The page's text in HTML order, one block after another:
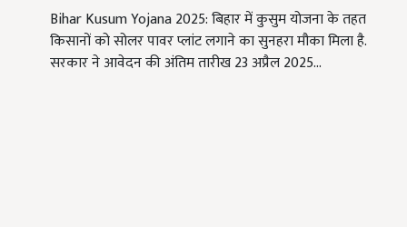
Bihar Kusum Yojana 2025: बिहार में कुसुम योजना के तहत
किसानों को सोलर पावर प्लांट लगाने का सुनहरा मौका मिला है.
सरकार ने आवेदन की अंतिम तारीख 23 अप्रैल 2025…